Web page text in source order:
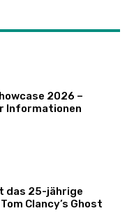
2026 –
Informationen
das 25-jährige
Clancy’s Ghost